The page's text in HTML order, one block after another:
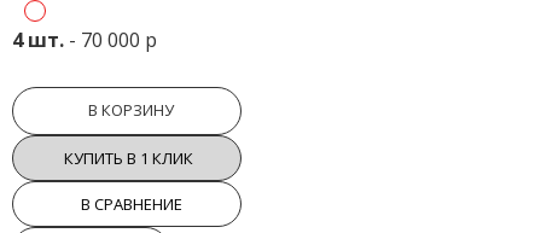
4 шт. - 70 000 р
В КОРЗИНУ
КУПИТЬ В 1 КЛИК
В СРАВНЕНИЕ